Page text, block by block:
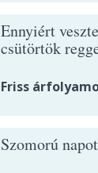
Ennyiért
csütörtök
Friss
Szomorú